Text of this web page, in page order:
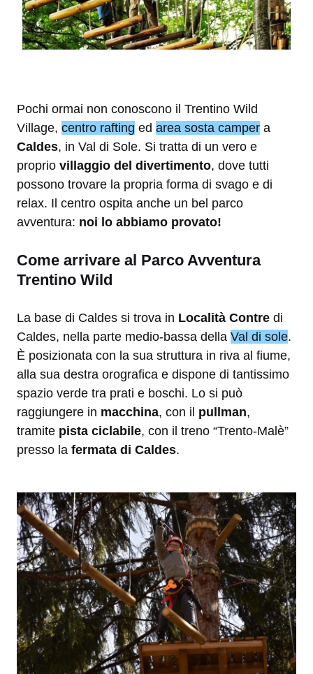
Pochi ormai non conoscono il Trentino Wild
Village, centro rafting ed area sosta camper a
Caldes, in Val di Sole. Si tratta di un vero e
proprio villaggio del divertimento, dove tutti
possono trovare la propria forma di svago e di
relax. Il centro ospita anche un bel parco
avventura: noi lo abbiamo provato!
Come arrivare al Parco Avventura
Trentino Wild
La base di Caldes si trova in Località Contre di
Caldes, nella parte medio-bassa della Val di sole.
È posizionata con la sua struttura in riva al fiume,
alla sua destra orografica e dispone di tantissimo
spazio verde tra prati e boschi. Lo si può
raggiungere in macchina, con il pullman,
tramite pista ciclabile, con il treno “Trento-Malè”
presso la fermata di Caldes.